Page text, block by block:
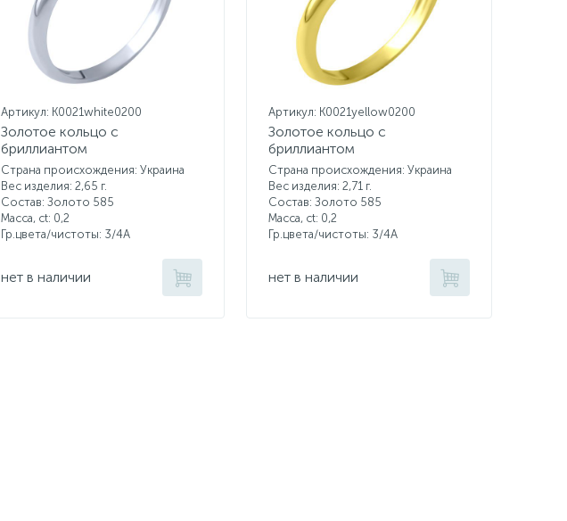
Артикул: K0021white0200
Золотое кольцо с
бриллиантом
Страна происхождения: Украина
Вес изделия: 2,65 г.
Состав: Золото 585
Масса, ct: 0,2
Гр.цвета/чистоты: 3/4А
нет в наличии
Артикул: K0021yellow0200
Золотое кольцо с
бриллиантом
Страна происхождения: Украина
Вес изделия: 2,71 г.
Состав: Золото 585
Масса, ct: 0,2
Гр.цвета/чистоты: 3/4А
нет в наличии